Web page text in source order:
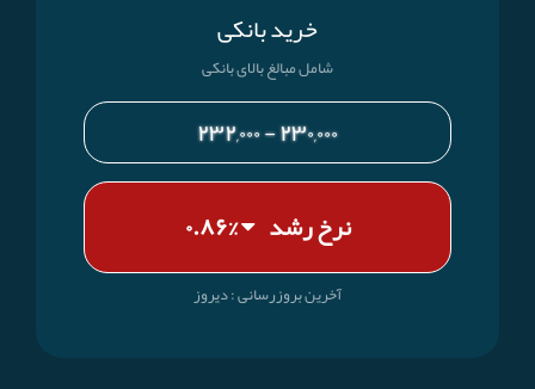
خرید بانکی
شامل مبالغ بالای بانکی
۲۳۰,۰۰۰ - ۲۳۲,۰۰۰
نرخ رشد
%۰.۸۶
آخرین بروز‌رسانی : دیروز